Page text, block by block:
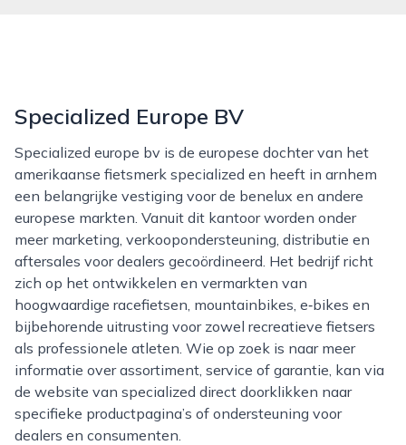
Specialized Europe BV
Specialized europe bv is de europese dochter van het
amerikaanse fietsmerk specialized en heeft in arnhem
een belangrijke vestiging voor de benelux en andere
europese markten. Vanuit dit kantoor worden onder
meer marketing, verkoopondersteuning, distributie en
aftersales voor dealers gecoördineerd. Het bedrijf richt
zich op het ontwikkelen en vermarkten van
hoogwaardige racefietsen, mountainbikes, e‑bikes en
bijbehorende uitrusting voor zowel recreatieve fietsers
als professionele atleten. Wie op zoek is naar meer
informatie over assortiment, service of garantie, kan via
de website van specialized direct doorklikken naar
specifieke productpagina’s of ondersteuning voor
dealers en consumenten.